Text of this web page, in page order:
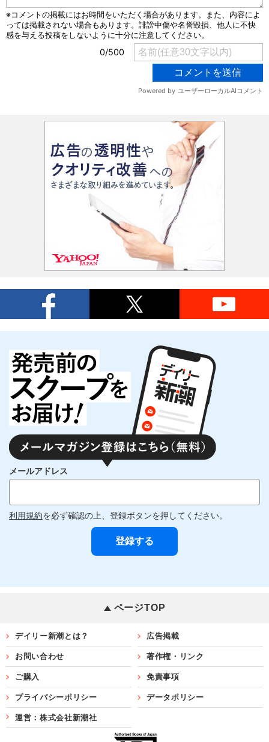
メールアドレス
利用規約を必ず確認の上、登録ボタンを押してください。
ページTOP
デイリー新潮とは？ 広告掲載
お問い合わせ 著作権・リンク
ご購入 免責事項
プライバシーポリシー データポリシー
運営：株式会社新潮社